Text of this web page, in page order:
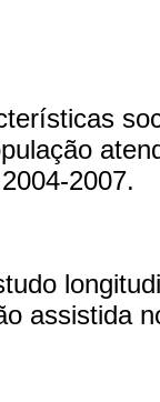
2007.
assistida